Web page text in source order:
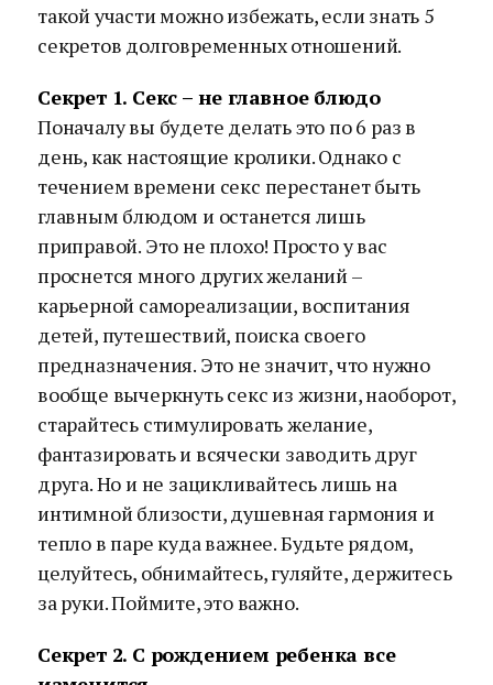
такой участи можно избежать, если знать 5
секретов долговременных отношений.
Секрет 1. Секс – не главное блюдо
Поначалу вы будете делать это по 6 раз в
день, как настоящие кролики. Однако с
течением времени секс перестанет быть
главным блюдом и останется лишь
приправой. Это не плохо! Просто у вас
проснется много других желаний –
карьерной самореализации, воспитания
детей, путешествий, поиска своего
предназначения. Это не значит, что нужно
вообще вычеркнуть секс из жизни, наоборот,
старайтесь стимулировать желание,
фантазировать и всячески заводить друг
друга. Но и не зацикливайтесь лишь на
интимной близости, душевная гармония и
тепло в паре куда важнее. Будьте рядом,
целуйтесь, обнимайтесь, гуляйте, держитесь
за руки. Поймите, это важно.
Секрет 2. С рождением ребенка все